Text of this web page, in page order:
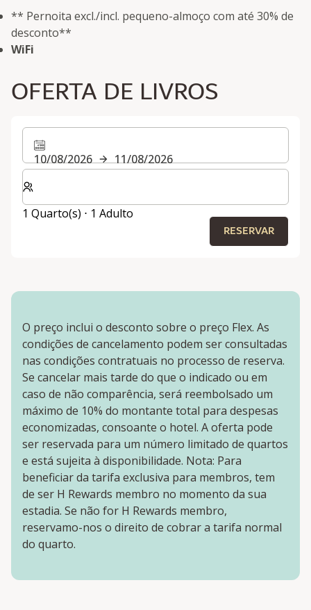
** Pernoita excl./incl. pequeno-almoço com até 30% de
desconto**
WiFi
OFERTA DE LIVROS
10/08/2026
11/08/2026
Selecionar o número de quartos e de hóspedes para a
1 Quarto(s) ⋅ 1 Adulto
RESERVAR
O preço inclui o desconto sobre o preço Flex. As
condições de cancelamento podem ser consultadas
nas condições contratuais no processo de reserva.
Se cancelar mais tarde do que o indicado ou em
caso de não comparência, será reembolsado um
máximo de 10% do montante total para despesas
economizadas, consoante o hotel. A oferta pode
ser reservada para um número limitado de quartos
e está sujeita à disponibilidade. Nota: Para
beneficiar da tarifa exclusiva para membros, tem
de ser H Rewards membro no momento da sua
estadia. Se não for H Rewards membro,
reservamo-nos o direito de cobrar a tarifa normal
do quarto.